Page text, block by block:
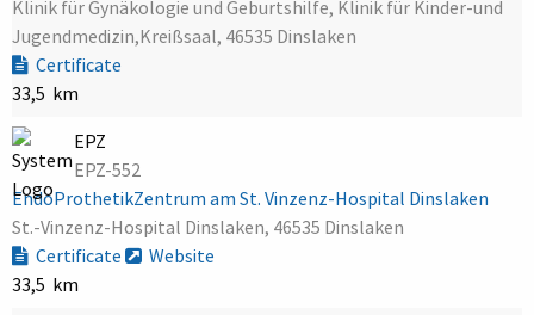
Klinik für Gynäkologie und Geburtshilfe, Klinik für Kinder-und
Jugendmedizin,Kreißsaal, 46535 Dinslaken
Certificate
33,5 km
EPZ
EPZ-552
EndoProthetikZentrum am St. Vinzenz-Hospital Dinslaken
St.-Vinzenz-Hospital Dinslaken, 46535 Dinslaken
Certificate
Website
33,5 km